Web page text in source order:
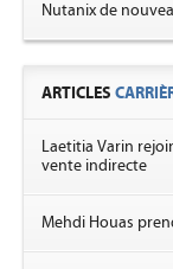
Nutanix de
ARTICLES
Laetitia Varin
vente indirecte
Mehdi Houas